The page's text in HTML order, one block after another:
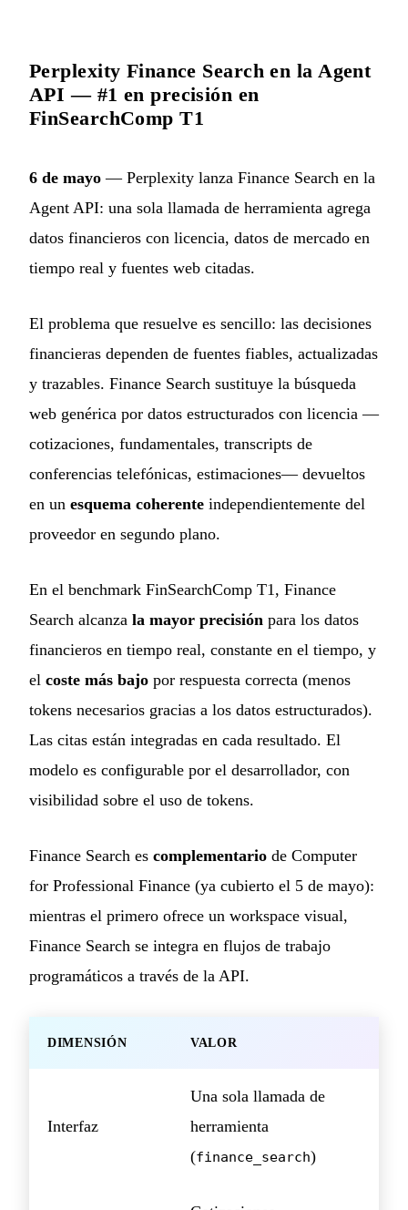
Perplexity Finance Search en la Agent
API — #1 en precisión en
FinSearchComp T1
6 de mayo — Perplexity lanza Finance Search en la
Agent API: una sola llamada de herramienta agrega
datos financieros con licencia, datos de mercado en
tiempo real y fuentes web citadas.
El problema que resuelve es sencillo: las decisiones
financieras dependen de fuentes fiables, actualizadas
y trazables. Finance Search sustituye la búsqueda
web genérica por datos estructurados con licencia —
cotizaciones, fundamentales, transcripts de
conferencias telefónicas, estimaciones— devueltos
en un esquema coherente independientemente del
proveedor en segundo plano.
En el benchmark FinSearchComp T1, Finance
Search alcanza la mayor precisión para los datos
financieros en tiempo real, constante en el tiempo, y
el coste más bajo por respuesta correcta (menos
tokens necesarios gracias a los datos estructurados).
Las citas están integradas en cada resultado. El
modelo es configurable por el desarrollador, con
visibilidad sobre el uso de tokens.
Finance Search es complementario de Computer
for Professional Finance (ya cubierto el 5 de mayo):
mientras el primero ofrece un workspace visual,
Finance Search se integra en flujos de trabajo
programáticos a través de la API.
DIMENSIÓN VALOR
Interfaz
Una sola llamada de
herramienta
(finance_search)